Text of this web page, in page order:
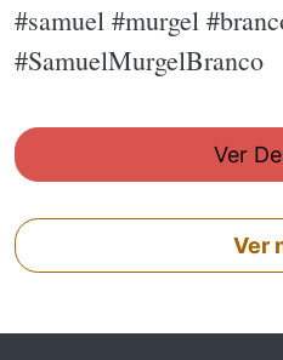
#samuel #murgel
#SamuelMurgelBranco
Ver
Ver